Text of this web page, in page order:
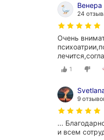
Венера
24
Очень
1
9
...
и всем